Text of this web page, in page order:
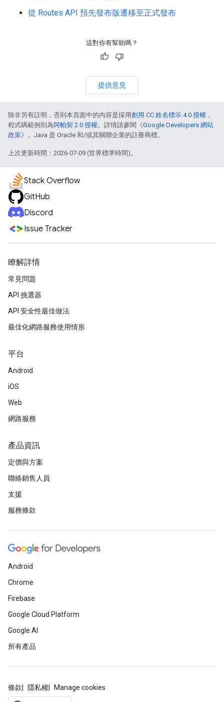
從 Routes API 預先發布版遷移至正式發布
這對你有幫助嗎？
提供意見
除非另有註明，否則本頁面中的內容是採用創用 CC 姓名標示 4.0 授權 ，
程式碼範例則為阿帕契 2.0 授權。詳情請參閱《Google Developers 網站
政策》。Java 是 Oracle 和/或其關聯企業的註冊商標。
上次更新時間：2026-07-09 (世界標準時間)。
Stack Overflow
GitHub
Discord
Issue Tracker
瞭解詳情
常見問題
API 挑選器
API 安全性最佳做法
最佳化網路服務使用情形
平台
Android
iOS
Web
網路服務
產品資訊
定價與方案
聯絡銷售人員
支援
服務條款
Android
Chrome
Firebase
Google Cloud Platform
Google AI
所有產品
條款 隱私權 Manage cookies